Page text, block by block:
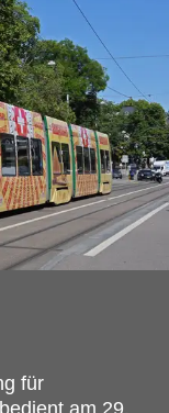
für
am 29.